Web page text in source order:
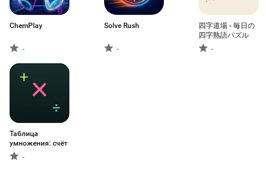
ChemPlay
-
Solve Rush
-
四字道場 - 毎日の
四字熟語パズル
-
Таблица
умножения: счёт
-